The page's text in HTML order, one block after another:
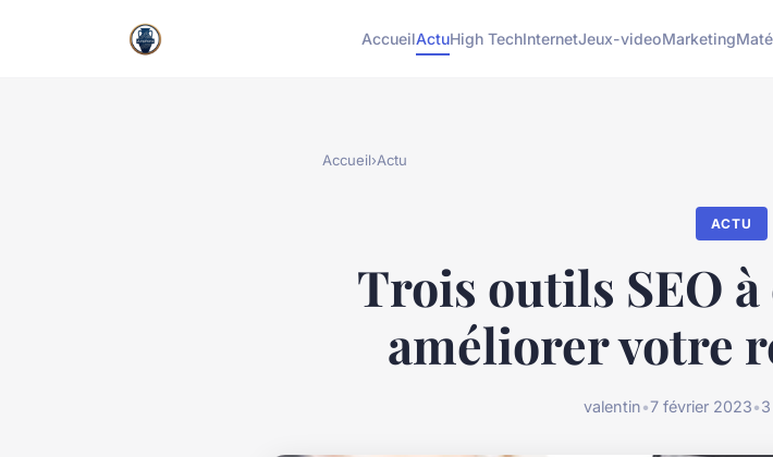
AccueilActuHigh TechInternetJeux-videoMarketing
Accueil›Actu
ACTU
Trois outils SEO
améliorer votre
valentin•7 février 2023•